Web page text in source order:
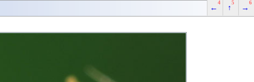
←
4
↑
5
→
6